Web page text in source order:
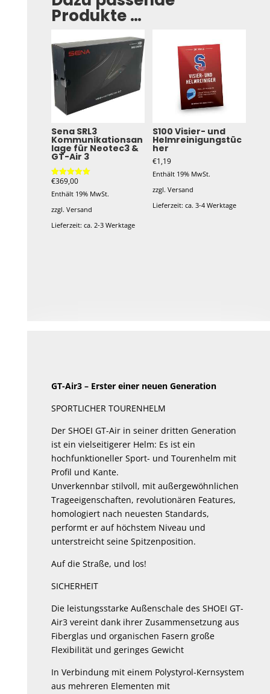
Produkte …
Sena SRL3
Kommunikationsan
lage für Neotec3 &
GT-Air 3
Bewertet mit
von 5
€369,00
Enthält 19% MwSt.
zzgl.Versand
Lieferzeit: ca. 2-3 Werktage
S100 Visier- und
Helmreinigungstüc
her
€1,19
Enthält 19% MwSt.
zzgl. Versand
Lieferzeit: ca. 3-4 Werktage
GT-Air3 – Erster einer neuen Generation
SPORTLICHER TOURENHELM
Der SHOEI GT-Air in seiner dritten Generation
ist ein vielseitigerer Helm: Es ist ein
hochfunktioneller Sport- und Tourenhelm mit
Profil und Kante.
Unverkennbar stilvoll, mit außergewöhnlichen
Trageeigenschaften, revolutionären Features,
homologiert nach neuesten Standards,
performt er auf höchstem Niveau und
unterstreicht seine Spitzenposition.
Auf die Straße, und los!
SICHERHEIT
Die leistungsstarke Außenschale des SHOEI GT-
Air3 vereint dank ihrer Zusammensetzung aus
Fiberglas und organischen Fasern große
Flexibilität und geringes Gewicht
In Verbindung mit einem Polystyrol-Kernsystem
aus mehreren Elementen mit